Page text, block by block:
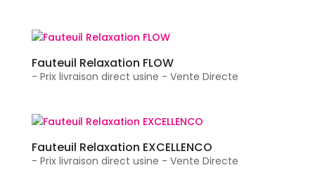
Fauteuil Relaxation FLOW
- Prix livraison direct usine - Vente Directe
Fauteuil Relaxation EXCELLENCO
- Prix livraison direct usine - Vente Directe